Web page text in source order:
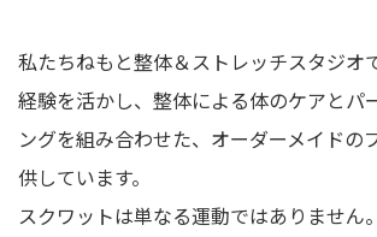
私たちねもと整体＆ストレッチスタジオ
経験を活かし、整体による体のケアとパ
ングを組み合わせた、オーダーメイドの
供しています。
スクワットは単なる運動ではありません